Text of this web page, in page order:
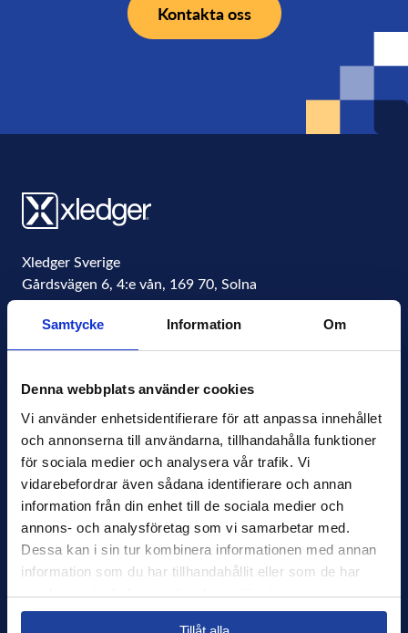
Samtycke Information Om
Denna webbplats använder cookies
Vi använder enhetsidentifierare för att anpassa innehållet
och annonserna till användarna, tillhandahålla funktioner
för sociala medier och analysera vår trafik. Vi
vidarebefordrar även sådana identifierare och annan
information från din enhet till de sociala medier och
annons- och analysföretag som vi samarbetar med.
Dessa kan i sin tur kombinera informationen med annan
information som du har tillhandahållit eller som de har
samlat in när du har använt deras tjänster.
Select your country to see content relevant to
Kontakta oss
Xledger Sverige
Gårdsvägen 6, 4:e vån, 169 70, Solna
Sweden
info@xledger.se
Sekretesspolicy
Terms of Use
Press
Nyhetsbrev
Support
Miljöarbete